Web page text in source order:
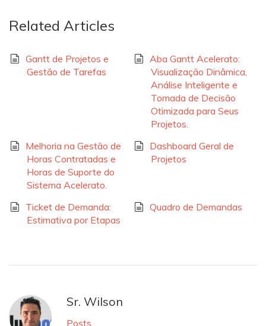
Related Articles
Gantt de Projetos e
Gestão de Tarefas
Aba Gantt Acelerato:
Visualização Dinâmica,
Análise Inteligente e
Tomada de Decisão
Otimizada para Seus
Projetos.
Melhoria na Gestão de
Horas Contratadas e
Horas de Suporte do
Sistema Acelerato.
Dashboard Geral de
Projetos
Ticket de Demanda:
Estimativa por Etapas
Quadro de Demandas
Sr. Wilson
Posts